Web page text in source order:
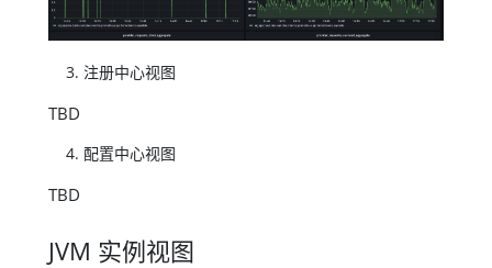
注册中心视图
TBD
配置中心视图
TBD
JVM 实例视图